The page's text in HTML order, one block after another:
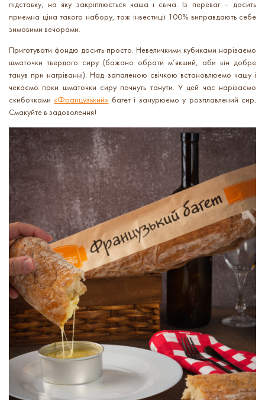
підставку, на яку закріплюється чаша і свіча. Із переваг – досить
приємна ціна такого набору, тож інвестиції 100% виправдають себе
зимовими вечорами.
Приготувати фондю досить просто. Невеличкими кубиками нарізаємо
шматочки твердого сиру (бажано обрати м’якший, аби він добре
танув при нагріванні). Над запаленою свічкою встановлюємо чашу і
чекаємо поки шматочки сиру почнуть танути. У цей час нарізаємо
скибочками«Французький» багет і занурюємо у розплавлений сир.
Смакуйте в задоволення!